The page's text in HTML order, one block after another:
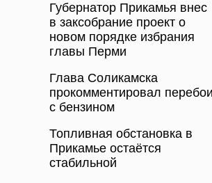
Губернатор Прикамья внес
в заксобрание проект о
новом порядке избрания
главы Перми
Глава Соликамска
прокомментировал перебои
с бензином
Топливная обстановка в
Прикамье остаётся
стабильной